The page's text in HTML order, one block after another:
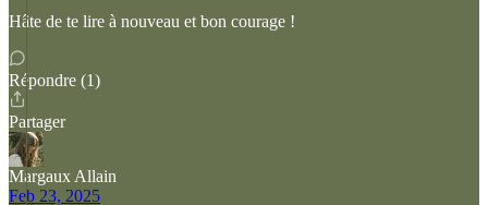
Hâte de te lire à nouveau et bon courage !
Répondre (1)
Partager
Margaux Allain
Feb 23, 2025